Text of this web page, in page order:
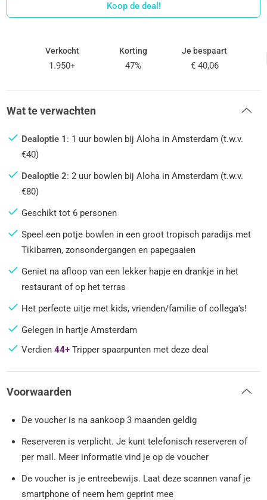
Koop de deal!
Verkocht
1.950+
Korting
47%
Je bespaart
€ 40,06
Wat te verwachten
Dealoptie 1 : 1 uur bowlen bij Aloha in Amsterdam (t.w.v.
€40)
Dealoptie 2: 2 uur bowlen bij Aloha in Amsterdam (t.w.v.
€80)
Geschikt tot 6 personen
Speel een potje bowlen in een groot tropisch paradijs met
Tikibarren, zonsondergangen en papegaaien
Geniet na afloop van een lekker hapje en drankje in het
restaurant of op het terras
Het perfecte uitje met kids, vrienden/familie of collega's!
Gelegen in hartje Amsterdam
Verdien44+ Tripper spaarpunten met deze deal
Voorwaarden
De voucher is na aankoop 3 maanden geldig
Reserveren is verplicht. Je kunt telefonisch reserveren of
per mail. Meer informatie vind je op de voucher
De voucher is je entreebewijs. Laat deze scannen vanaf je
smartphone of neem hem geprint mee